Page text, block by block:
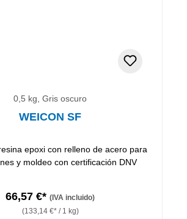
0,5 kg, Gris oscuro
WEICON SF
epoxi con relleno de acero para
y moldeo con certificación DNV
66,57 €* (IVA incluido)
(133,14 €* / 1 kg)